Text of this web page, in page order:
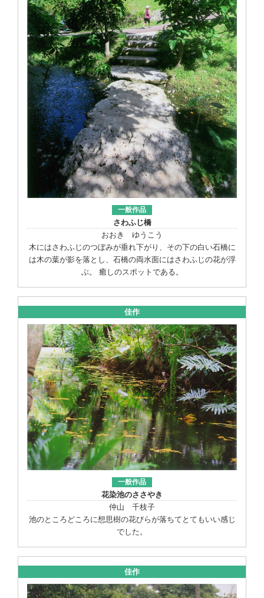
一般作品
さわふじ橋
おおき ゆうこう
木にはさわふじのつぼみが垂れ下がり、その下の白い石橋に
は木の葉が影を落とし、石橋の両水面にはさわふじの花が浮
ぶ。 癒しのスポットである。
佳作
一般作品
花染池のささやき
仲山 千枝子
池のところどころに想思樹の花びらが落ちてとてもいい感じ
でした。
佳作